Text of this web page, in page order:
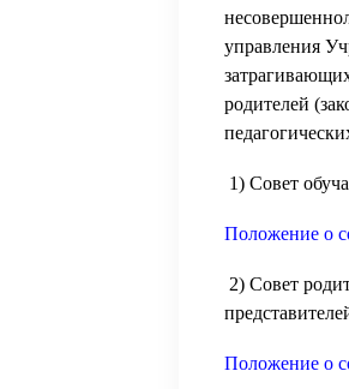
управления
родителей
1) Совет
Положение о
2) Совет
Положение о